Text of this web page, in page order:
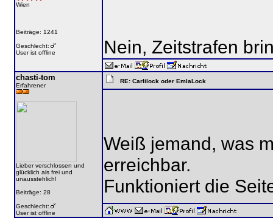
Wien
Beiträge: 1241
Geschlecht:
User ist offline
Nein, Zeitstrafen
chasti-tom
Erfahrener
Lieber verschlossen und
glücklich als frei und
unausstehlich!
Beiträge: 28
Geschlecht:
User ist offline
RE: Carlilock oder EmlaLock
Weiß jemand, was
erreichbar.
Funktioniert die